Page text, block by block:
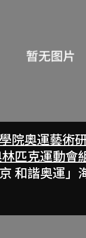
院奧運藝術
匹克運動會
京 和諧奥運」